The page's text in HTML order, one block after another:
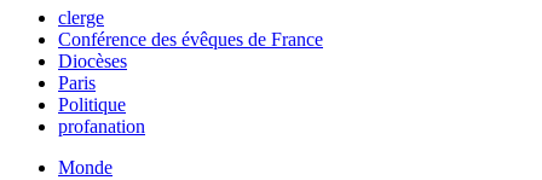
clerge
Conférence des évêques de France
Diocèses
Paris
Politique
profanation
Monde